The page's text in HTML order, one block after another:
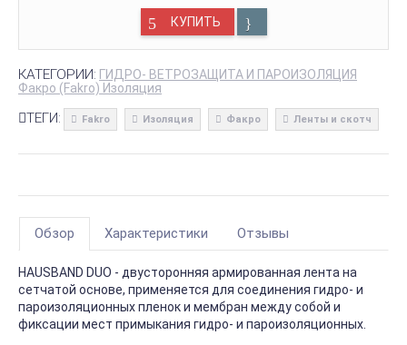
КУПИТЬ
КАТЕГОРИИ: ГИДРО- ВЕТРОЗАЩИТА И ПАРОИЗОЛЯЦИЯ
Факро (Fakro) Изоляция
ТЕГИ: Fakro Изоляция Факро Ленты и скотч
Обзор Характеристики Отзывы
HAUSBAND DUO - двусторонняя армированная лента на
сетчатой основе, применяется для соединения гидро- и
пароизоляционных пленок и мембран между собой и
фиксации мест примыкания гидро- и пароизоляционных.